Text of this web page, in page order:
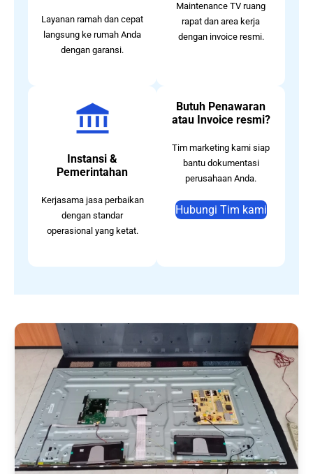
Layanan ramah dan cepat
langsung ke rumah Anda
dengan garansi.
Maintenance TV ruang
rapat dan area kerja
dengan invoice resmi.
Instansi &
Pemerintahan
Kerjasama jasa perbaikan
dengan standar
operasional yang ketat.
Butuh Penawaran
atau Invoice resmi?
Tim marketing kami siap
bantu dokumentasi
perusahaan Anda.
Hubungi Tim kami